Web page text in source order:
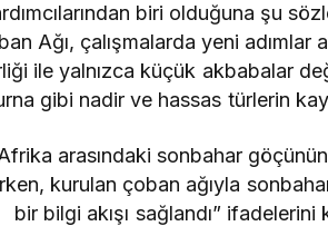
biri olduğuna şu
Ağı, çalışmalarda yeni adımlar
ile yalnızca küçük akbabalar
gibi nadir ve hassas türlerin
arasındaki sonbahar
kurulan çoban ağıyla
bir bilgi akışı sağlandı” ifadelerini